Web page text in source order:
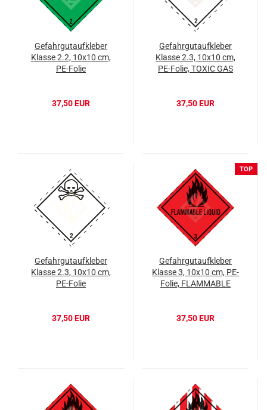
Gefahrgutaufkleber
Klasse 2.2, 10x10 cm,
PE-Folie
37,50 EUR
Gefahrgutaufkleber
Klasse 2.3, 10x10 cm,
PE-Folie, TOXIC GAS
37,50 EUR
Gefahrgutaufkleber
Klasse 2.3, 10x10 cm,
PE-Folie
37,50 EUR
TOP
Gefahrgutaufkleber
Klasse 3, 10x10 cm, PE-
Folie, FLAMMABLE
37,50 EUR